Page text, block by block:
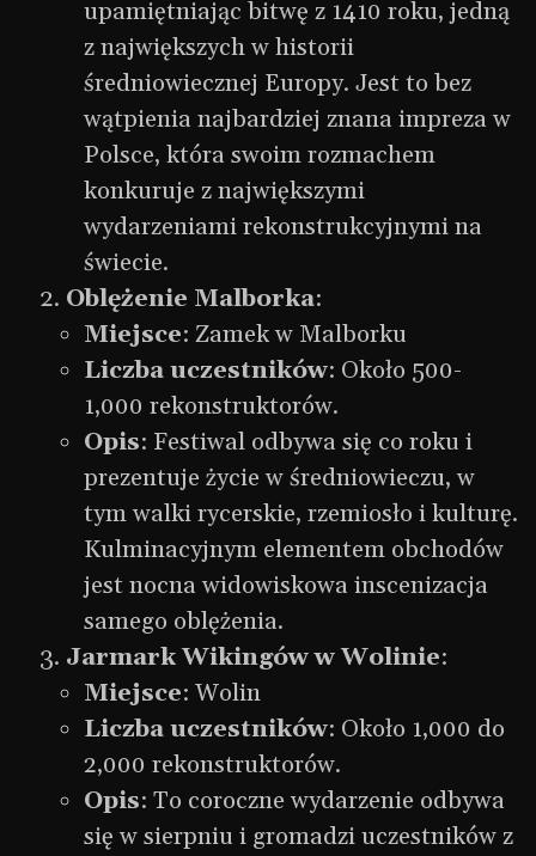
upamiętniając bitwę z 1410 roku, jedną
z największych w historii
średniowiecznej Europy. Jest to bez
wątpienia najbardziej znana impreza w
Polsce, która swoim rozmachem
konkuruje z największymi
wydarzeniami rekonstrukcyjnymi na
świecie.
Oblężenie Malborka:
Miejsce: Zamek w Malborku
Liczba uczestników: Około 500-
1,000 rekonstruktorów.
Opis: Festiwal odbywa się co roku i
prezentuje życie w średniowieczu, w
tym walki rycerskie, rzemiosło i kulturę.
Kulminacyjnym elementem obchodów
jest nocna widowiskowa inscenizacja
samego oblężenia.
Jarmark Wikingów w Wolinie:
Miejsce: Wolin
Liczba uczestników: Około 1,000 do
2,000 rekonstruktorów.
Opis: To coroczne wydarzenie odbywa
się w sierpniu i gromadzi uczestników z